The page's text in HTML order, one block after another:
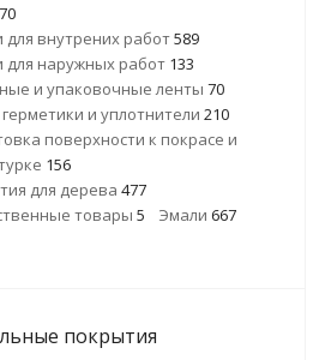
для внутрених работ589
для наружных работ 133
и упаковочные ленты 70
и уплотнители 210
поверхности к покрасе и
156
для дерева 477
товары 5 Эмали 667
покрытия